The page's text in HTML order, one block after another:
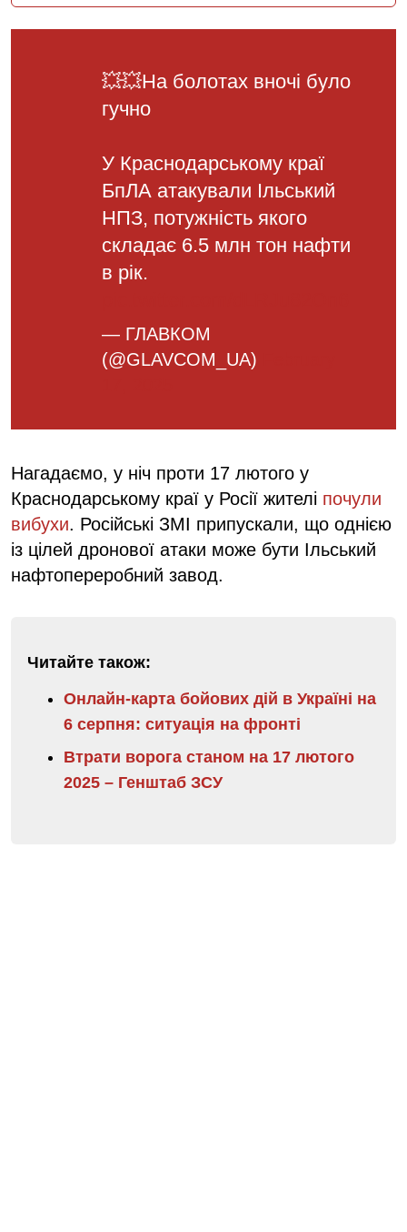
💥💥На болотах вночі було
гучно
У Краснодарському краї
БпЛА атакували Ільський
НПЗ, потужність якого
складає 6.5 млн тон нафти
в рік.
— ГЛАВКОМ
(@GLAVCOM_UA)
Нагадаємо, у ніч проти 17 лютого у
Краснодарському краї у Росії жителі почули
вибухи. Російські ЗМІ припускали, що однією
із цілей дронової атаки може бути Ільський
нафтопереробний завод.
Читайте також:
Онлайн-карта бойових дій в Україні на
6 серпня: ситуація на фронті
Втрати ворога станом на 17 лютого
2025 – Генштаб ЗСУ